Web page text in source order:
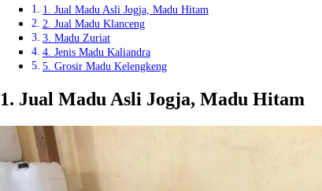
1. Jual Madu Asli Jogja, Madu Hitam
2. Jual Madu Klanceng
3. Madu Zuriat
4. Jenis Madu Kaliandra
5. Grosir Madu Kelengkeng
1. Jual Madu Asli Jogja, Madu Hitam